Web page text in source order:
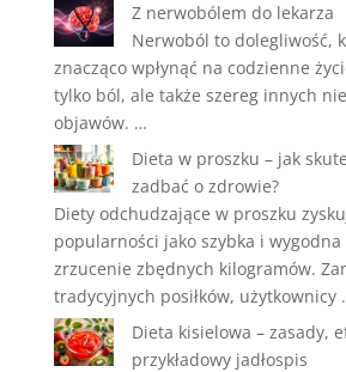
Z nerwobólem do lekarza
Nerwoból to dolegliwość,
znacząco wpłynąć na codzienne
tylko ból, ale także szereg innych
objawów. …
Dieta w proszku – jak
zadbać o zdrowie?
Diety odchudzające w proszku
popularności jako szybka i
zrzucenie zbędnych kilogramów.
tradycyjnych posiłków, użytkownicy
Dieta kisielowa – zasady,
przykładowy jadłospis